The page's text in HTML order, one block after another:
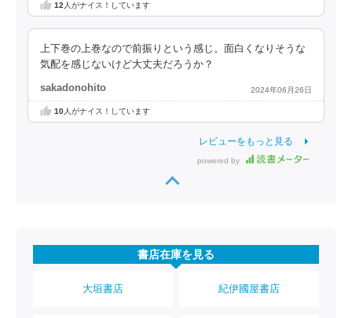
12 人がナイス！しています
上下巻の上巻なので前振りという感じ。面白くなりそうな
気配を感じないけど大丈夫だろうか？
sakadonohito 2024年06月26日
10人がナイス！しています
レビューをもっと見る
powered by
書店在庫を見る
大垣書店 紀伊國屋書店